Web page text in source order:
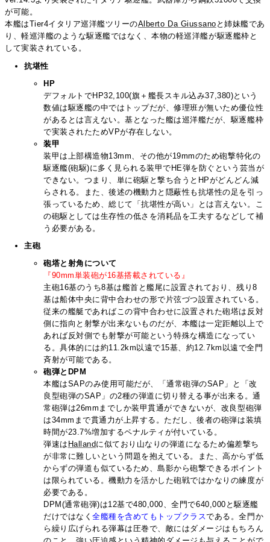
が可能。
本艦はTier4イタリア巡洋艦ツリーのAlberto Da Giussano と姉妹艦であ
り、軽巡洋艦のような駆逐艦ではなく、本物の軽巡洋艦が駆逐艦枠と
して実装されている。
抗堪性
HP
デフォルトでHP32,100(旗＋艦長スキル込み37,380)という
数値は駆逐艦の中ではトップだが、修理班が無いため優位性
があるとは言えない。基となった艦は巡洋艦だが、駆逐艦枠
で実装されたためVPが存在しない。
装甲
装甲は上部構造物13mm、その他が19mmのため砲撃特化の
駆逐艦(砲駆)に多く見られる装甲でHE弾を防ぐという芸当が
できない。つまり、単に砲駆と撃ち合うとHPがどんどん減
らされる。また、後述の機動力と隠蔽性も抗堪性の足を引っ
張っているため、総じて「抗堪性が高い」とは言えない。こ
の砲駆としては生存性の低さを消耗品を工夫するなどして補
う必要がある。
主砲
砲塔と射角について
『90mm単装砲が16基搭載されている』
主砲16基のうち8基は艦首と艦尾に設置されており、残り8
基は船体中央に背中合わせの形で片弦づつ設置されている。
従来の艦艇であればこの背中合わせに設置された砲塔は反対
側に指向と射撃が出来ないものだが、本艦は一定距離以上で
あれば反対側でも射撃が可能という特殊な構造になってい
る。具体的には約11.2km以遠で15基、約12.7km以遠で全門
斉射が可能である。
砲弾とDPM
本艦はSAPのみ使用可能だが、「通常砲弾のSAP」と「改
良型砲弾のSAP」の2種の弾道に切り替える事が出来る。通
常砲弾は26mmまでしか装甲貫通ができないが、改良型砲弾
は34mmまで貫通力が上昇する。ただし、後者の砲弾は装填
時間が23.7%増加するペナルティが付いている。
弾速は Hallandに似ており山なりの弾道になるため偏差撃ち
が非常に難しいという問題を抱えている。また、高からず低
からずの弾道も似ているため、島影から砲撃できるポイント
は限られている。機動力を活かした砲戦ではかなりの練度が
必要である。
DPM(通常砲弾)は12基で480,000、全門で640,000と駆逐艦
だけではなく全艦種を含めてもトップクラスである。全門か
ら繰り広げられる弾幕は圧巻で、敵にはダメージはもちろん